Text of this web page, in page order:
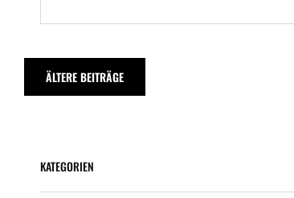
WIR
KINDER
Beitragsnavigation
ÄLTERE BEITRÄGE
KATEGORIEN